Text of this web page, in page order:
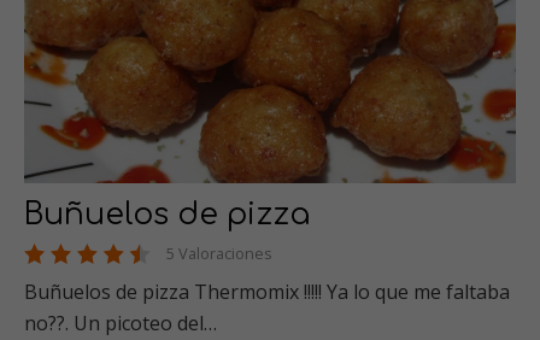
Buñuelos de pizza
5 Valoraciones
Buñuelos de pizza Thermomix !!!!! Ya lo que me faltaba
no??. Un picoteo del…